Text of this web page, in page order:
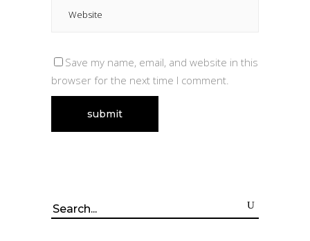
Save my name, email, and website in this
browser for the next time I comment.
Search